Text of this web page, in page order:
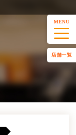
MENU
店舗一覧